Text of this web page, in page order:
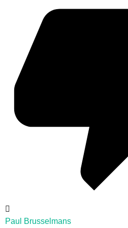
Paul Brusselmans